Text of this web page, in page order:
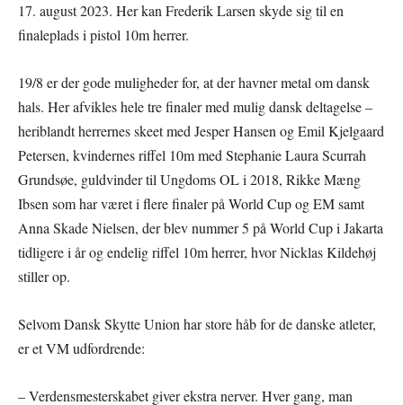
17. august 2023. Her kan Frederik Larsen skyde sig til en
finaleplads i pistol 10m herrer.
19/8 er der gode muligheder for, at der havner metal om dansk
hals. Her afvikles hele tre finaler med mulig dansk deltagelse –
heriblandt herrernes skeet med Jesper Hansen og Emil Kjelgaard
Petersen, kvindernes riffel 10m med Stephanie Laura Scurrah
Grundsøe, guldvinder til Ungdoms OL i 2018, Rikke Mæng
Ibsen som har været i flere finaler på World Cup og EM samt
Anna Skade Nielsen, der blev nummer 5 på World Cup i Jakarta
tidligere i år og endelig riffel 10m herrer, hvor Nicklas Kildehøj
stiller op.
Selvom Dansk Skytte Union har store håb for de danske atleter,
er et VM udfordrende:
– Verdensmesterskabet giver ekstra nerver. Hver gang, man